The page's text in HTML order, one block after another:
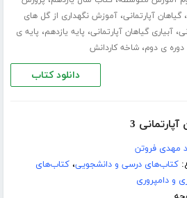
،گیاهان آپارتمانی،آموزش نگهداری از گل های
،آبیاری گیاهان آپارتمانی، پایه یازدهم، پایه ی
دوره ی دوم،شاخه کاردانش
دانلود کتاب
3
مهدی فروتن
کتاب‌های درسی و دانشجویی،کتاب‌های
و دامپروری